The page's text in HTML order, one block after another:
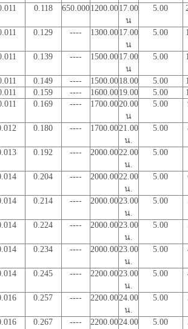
0.118 650.0001200.0017.00
น
5.00
0.129 ---- 1300.0017.00
น
5.00
0.139 ---- 1500.0017.00
น
5.00
0.149 ---- 1500.0018.00 5.00
0.159 ---- 1600.0019.00 5.00
0.169 ---- 1700.0020.00
น
5.00
0.180 ---- 1700.0021.00
น.
5.00
0.192 ---- 2000.0022.00
น.
5.00
0.204 ---- 2000.0022.00
น.
5.00
0.214 ---- 2000.0023.00
น.
5.00
0.224 ---- 2000.0023.00
น.
5.00
0.234 ---- 2000.0023.00
น.
5.00
0.245 ---- 2200.0023.00
น.
5.00
0.257 ---- 2200.0024.00
น.
5.00
0.267 ---- 2200.0024.00
5.00